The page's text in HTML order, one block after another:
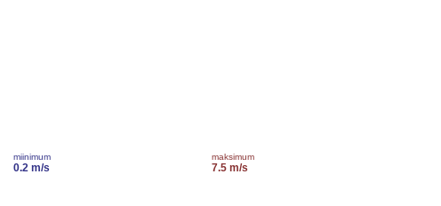
miinimum
0.2 m/s
maksimum
7.5 m/s